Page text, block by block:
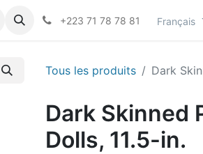
+223 71 78 78 81 Français
Tous les produits Dark
Dark Skinned
Dolls, 11.5-in.